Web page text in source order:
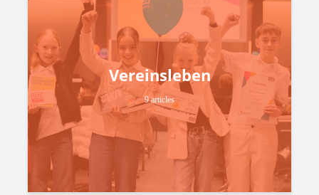
Vereinsleben
9 articles